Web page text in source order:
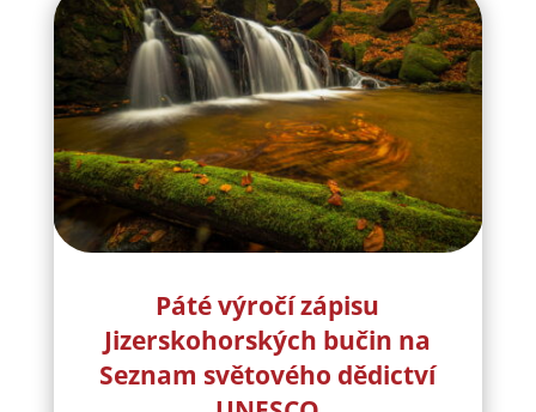
Páté výročí zápisu
Jizerskohorských bučin na
Seznam světového dědictví